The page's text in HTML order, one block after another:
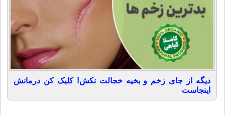
دیگه از جای زخم و بخیه خجالت نکش! کلیک کن درمانش
اینجاست